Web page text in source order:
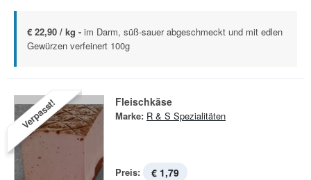
€ 22,90 / kg - im Darm, süß-sauer abgeschmeckt und mit edlen
Gewürzen verfeinert 100g
Verpasst! Fleischkäse
Marke: R & S Spezialitäten
Preis: € 1,79